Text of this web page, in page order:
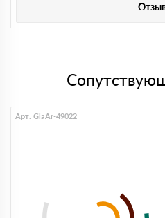
Арт. GlaAr-49022